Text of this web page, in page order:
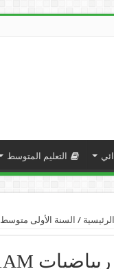
التعليم المتوسط
الرئيسية / السنة الأولى متوسط